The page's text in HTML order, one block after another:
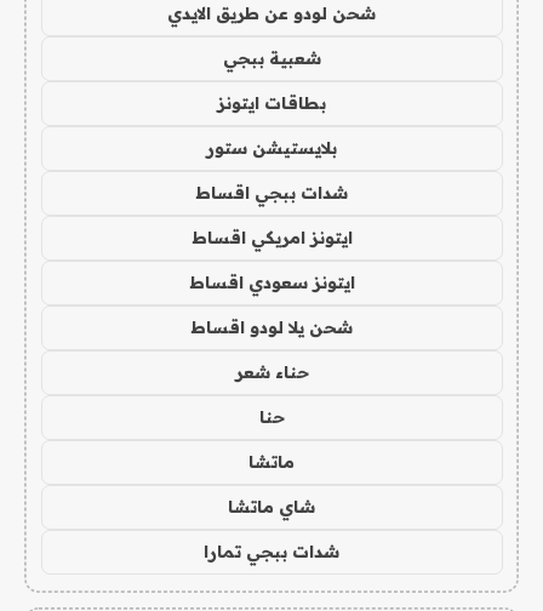
شحن لودو عن طريق الايدي
شعبية ببجي
بطاقات ايتونز
بلايستيشن ستور
شدات ببجي اقساط
ايتونز امريكي اقساط
ايتونز سعودي اقساط
شحن يلا لودو اقساط
حناء شعر
حنا
ماتشا
شاي ماتشا
شدات ببجي تمارا